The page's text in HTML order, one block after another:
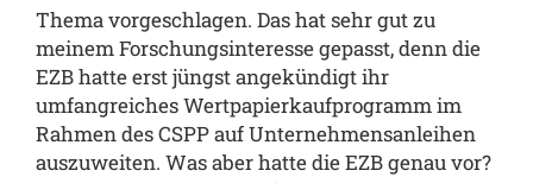
Thema vorgeschlagen. Das hat sehr gut zu
meinem Forschungsinteresse gepasst, denn die
EZB hatte erst jüngst angekündigt ihr
umfangreiches Wertpapierkaufprogramm im
Rahmen des CSPP auf Unternehmensanleihen
auszuweiten. Was aber hatte die EZB genau vor?